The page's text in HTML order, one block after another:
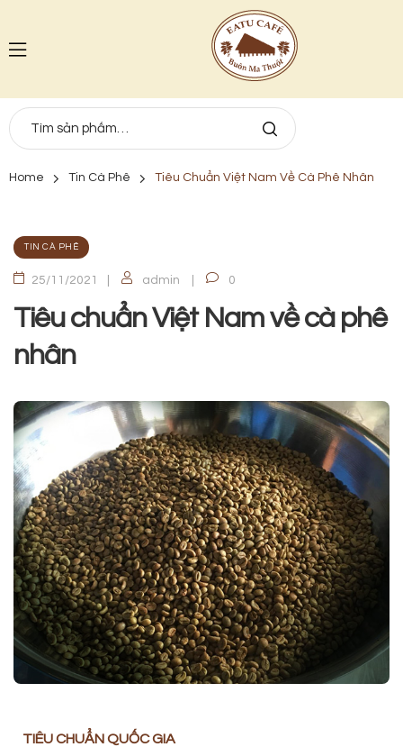
Home Tin Cà Phê Tiêu Chuẩn Việt Nam Về Cà Phê Nhân
TIN CÀ PHÊ
25/11/2021 admin 0
Tiêu chuẩn Việt Nam về cà phê
nhân
TIÊU CHUẨN QUỐC GIA